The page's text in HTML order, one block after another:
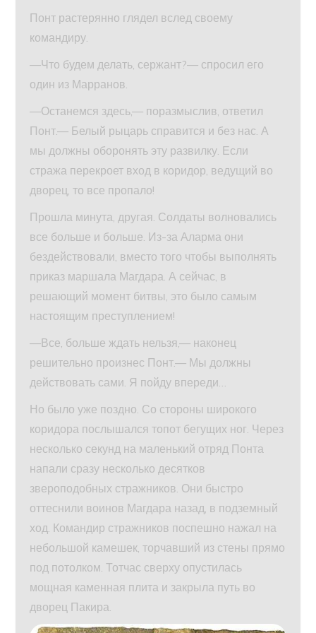
Понт растерянно глядел вслед своему
командиру.
—Что будем делать, сержант?— спросил его
один из Марранов.
—Останемся здесь,— поразмыслив, ответил
Понт.— Белый рыцарь справится и без нас. А
мы должны оборонять эту развилку. Если
стража перекроет вход в коридор, ведущий во
дворец, то все пропало!
Прошла минута, другая. Солдаты волновались
все больше и больше. Из-за Аларма они
бездействовали, вместо того чтобы выполнять
приказ маршала Магдара. А сейчас, в
решающий момент битвы, это было самым
настоящим преступлением!
—Все, больше ждать нельзя,— наконец
решительно произнес Понт.— Мы должны
действовать сами. Я пойду впереди…
Но было уже поздно. Со стороны широкого
коридора послышался топот бегущих ног. Через
несколько секунд на маленький отряд Понта
напали сразу несколько десятков
звероподобных стражников. Они быстро
оттеснили воинов Магдара назад, в подземный
ход. Командир стражников поспешно нажал на
небольшой камешек, торчавший из стены прямо
под потолком. Тотчас сверху опустилась
мощная каменная плита и закрыла путь во
дворец Пакира.